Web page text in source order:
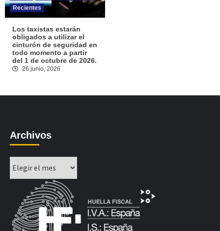
Recientes
Los taxistas estarán
obligados a utilizar el
cinturón de seguridad en
todo momento a partir
del 1 de octubre de 2026.
26 junio, 2026
Archivos